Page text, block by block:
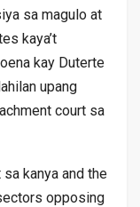
sa magulo at
kaya’t
kay Duterte
upang
court sa
sa kanya and the
opposing